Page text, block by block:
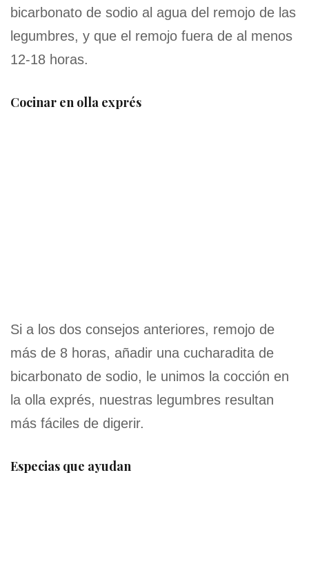
bicarbonato de sodio al agua del remojo de las
legumbres, y que el remojo fuera de al menos
12-18 horas.
Cocinar en olla exprés
Si a los dos consejos anteriores, remojo de
más de 8 horas, añadir una cucharadita de
bicarbonato de sodio, le unimos la cocción en
la olla exprés, nuestras legumbres resultan
más fáciles de digerir.
Especias que ayudan